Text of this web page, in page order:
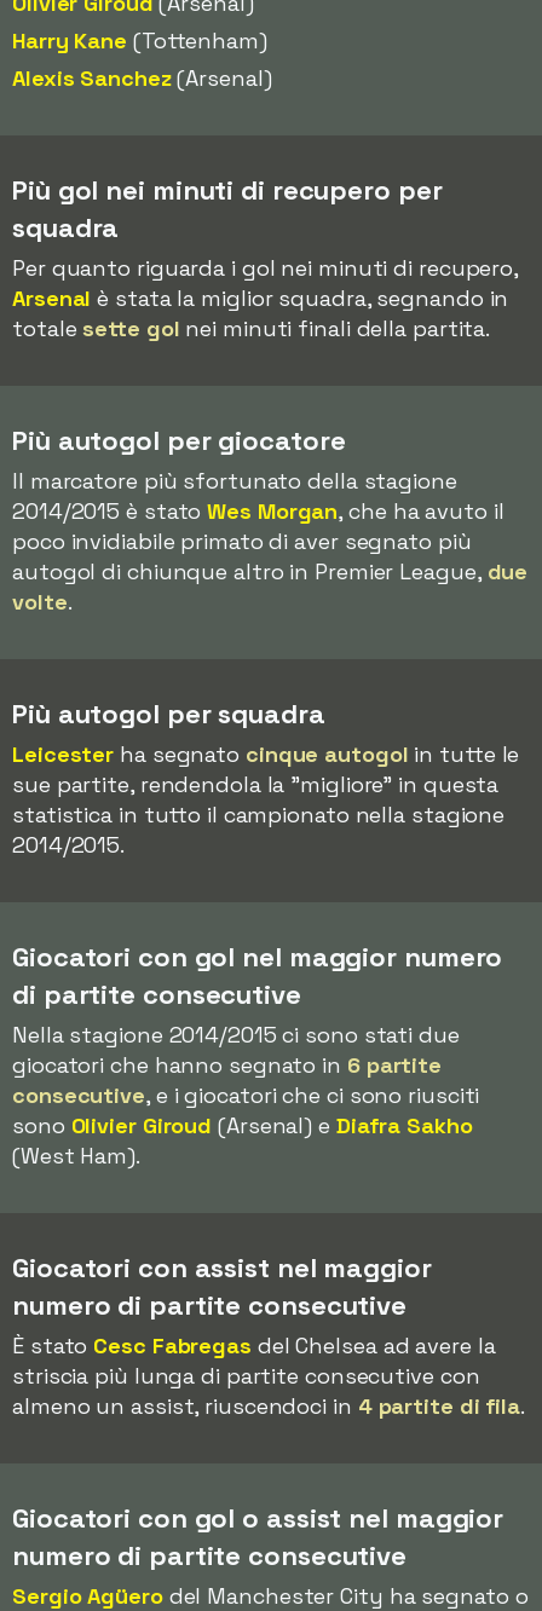
Harry Kane (Tottenham)
Alexis Sanchez(Arsenal)
Più gol nei minuti di recupero per
squadra
Per quanto riguarda i gol nei minuti di recupero,
Arsenal è stata la miglior squadra, segnando in
totalesette gol nei minuti finali della partita.
Più autogol per giocatore
Il marcatore più sfortunato della stagione
2014/2015 è statoWes Morgan, che ha avuto il
poco invidiabile primato di aver segnato più
autogol di chiunque altro in Premier League, due
volte.
Più autogol per squadra
Leicester ha segnato cinque autogol in tutte le
sue partite, rendendola la "migliore" in questa
statistica in tutto il campionato nella stagione
2014/2015.
Giocatori con gol nel maggior numero
di partite consecutive
Nella stagione 2014/2015 ci sono stati due
giocatori che hanno segnato in 6 partite
consecutive, e i giocatori che ci sono riusciti
sono Olivier Giroud (Arsenal) e Diafra Sakho
(West Ham).
Giocatori con assist nel maggior
numero di partite consecutive
È stato Cesc Fabregas del Chelsea ad avere la
striscia più lunga di partite consecutive con
almeno un assist, riuscendoci in 4 partite di fila.
Giocatori con gol o assist nel maggior
numero di partite consecutive
Sergio Agüerodel Manchester City ha segnato o